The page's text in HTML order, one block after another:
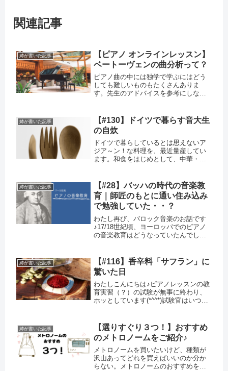
関連記事
姉が書いた記事
【ピアノ オンラインレッスン】
ベートーヴェンの曲分析って？
ピアノ曲の中には独学で学ぶにはどう
しても難しいものもたくさんありま
す。先生のアドバイスを参考にしなが
姉が書いた記事
【#130】ドイツで暮らす音大生
の自炊
ドイツで暮らしているとは思えないア
ジア～ン！な料理を、最近量産してい
ます。和食をはじめとして、中華・韓
料理はしていましたが、当時作ってい
たものはまさかそんな国際色豊かな食
事...
姉が書いた記事
【#28】バッハの時代の音楽教
育｜師匠のもとに通い住み込み
で勉強していた・・？
わたし再び、バロック音楽のお話です
♪17/18世紀頃、ヨーロッパでのピアノ
の音楽教育はどうなっていたんでしょ
みると・・・。多くの場合は、（※音
楽家として将来活躍したいと思っ...
姉が書いた記事
【#116】香辛料「サフラン」に
驚いた日
わたしこんにちは♪ピアノレッスンの教
育実習（？）の試験が無事に終わり、
ホッとしています(*^^*)試験官はいつも
もなくのびのびと楽しくレッスンがで
きました♡この授業を通して...
姉が書いた記事
【選りすぐり３つ！】おすすめ
のメトロノームをご紹介♪
メトロノームを買いたいけど、種類が
沢山あってどれを買えばいいのか分か
らない。メトロノームのおすすめを知